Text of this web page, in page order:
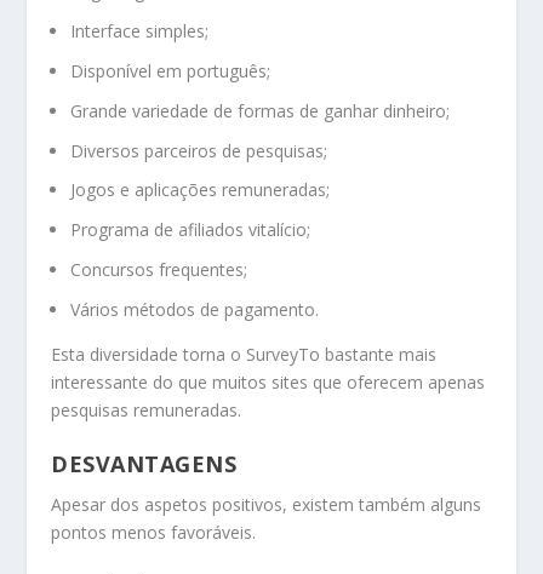
Interface simples;
Disponível em português;
Grande variedade de formas de ganhar dinheiro;
Diversos parceiros de pesquisas;
Jogos e aplicações remuneradas;
Programa de afiliados vitalício;
Concursos frequentes;
Vários métodos de pagamento.
Esta diversidade torna o SurveyTo bastante mais
interessante do que muitos sites que oferecem apenas
pesquisas remuneradas.
DESVANTAGENS
Apesar dos aspetos positivos, existem também alguns
pontos menos favoráveis.